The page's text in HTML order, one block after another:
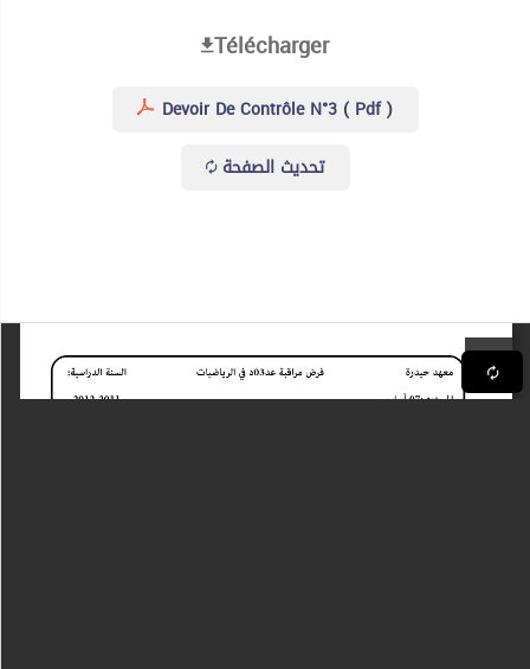
Télécharger
Devoir De Contrôle N°3 ( Pdf )
تحديث الصفحة